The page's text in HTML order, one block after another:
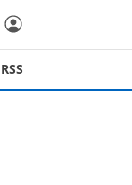
RSS